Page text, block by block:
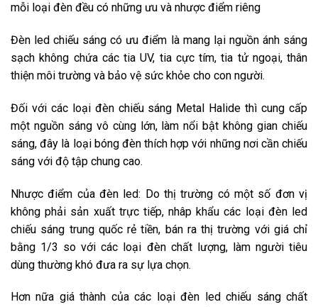
mỗi loại đèn đều có những ưu và nhược điểm riêng
Đèn led chiếu sáng có ưu điểm là mang lại nguồn ánh sáng
sạch không chứa các tia UV, tia cực tím, tia tử ngoại, thân
thiện môi trường và bảo vệ sức khỏe cho con người.
Đối với các loại đèn chiếu sáng Metal Halide thì cung cấp
một nguồn sáng vô cùng lớn, làm nổi bật không gian chiếu
sáng, đây là loại bóng đèn thích hợp với những nơi cần chiếu
sáng với độ tập chung cao.
Nhược điểm của đèn led: Do thị trường có một số đơn vị
không phải sản xuất trực tiếp, nhâp khẩu các loại đèn led
chiếu sáng trung quốc rẻ tiền, bán ra thị trường với giá chỉ
bằng 1/3 so với các loại đèn chất lượng, làm người tiêu
dùng thường khó đưa ra sự lựa chọn.
Hơn nữa giá thành của các loại đèn led chiếu sáng chất